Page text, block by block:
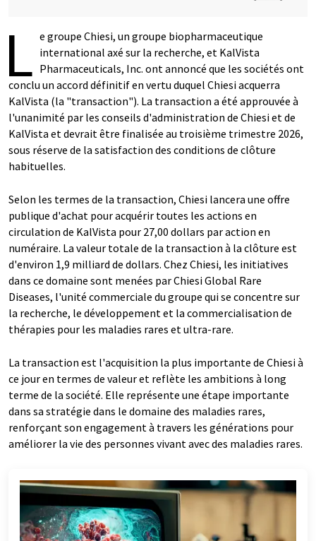
L e groupe Chiesi, un groupe biopharmaceutique
international axé sur la recherche, et KalVista
Pharmaceuticals, Inc. ont annoncé que les sociétés ont
conclu un accord définitif en vertu duquel Chiesi acquerra
KalVista (la "transaction"). La transaction a été approuvée à
l'unanimité par les conseils d'administration de Chiesi et de
KalVista et devrait être finalisée au troisième trimestre 2026,
sous réserve de la satisfaction des conditions de clôture
habituelles.
Selon les termes de la transaction, Chiesi lancera une offre
publique d'achat pour acquérir toutes les actions en
circulation de KalVista pour 27,00 dollars par action en
numéraire. La valeur totale de la transaction à la clôture est
d'environ 1,9 milliard de dollars. Chez Chiesi, les initiatives
dans ce domaine sont menées par Chiesi Global Rare
Diseases, l'unité commerciale du groupe qui se concentre sur
la recherche, le développement et la commercialisation de
thérapies pour les maladies rares et ultra-rare.
La transaction est l'acquisition la plus importante de Chiesi à
ce jour en termes de valeur et reflète les ambitions à long
terme de la société. Elle représente une étape importante
dans sa stratégie dans le domaine des maladies rares,
renforçant son engagement à travers les générations pour
améliorer la vie des personnes vivant avec des maladies rares.